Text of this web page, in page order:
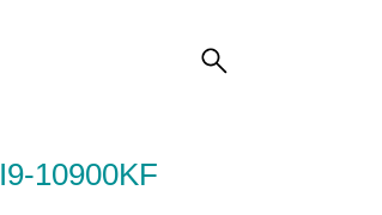
10900KF